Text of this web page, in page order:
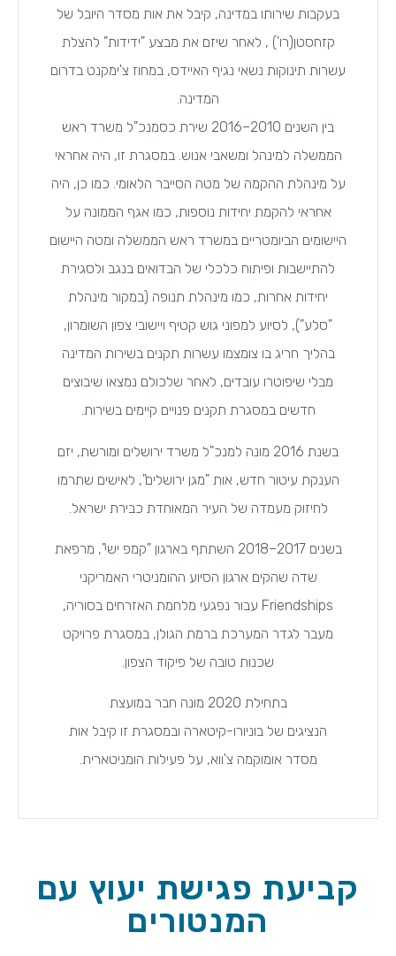
בעקבות שירותו במדינה, קיבל את אות מסדר היובל של
קזחסטן(רו') , לאחר שיזם את מבצע "ידידות" להצלת
עשרות תינוקות נשאי נגיף האיידס, במחוז צ'ימקנט בדרום
המדינה.
בין השנים 2010–2016 שירת כסמנכ"ל משרד ראש
הממשלה למינהל ומשאבי אנוש. במסגרת זו, היה אחראי
על מינהלת ההקמה של מטה הסייבר הלאומי. כמו כן, היה
אחראי להקמת יחידות נוספות, כמו אגף הממונה על
היישומים הביומטריים במשרד ראש הממשלה ומטה היישום
להתיישבות ופיתוח כלכלי של הבדואים בנגב ולסגירת
יחידות אחרות, כמו מינהלת תנופה (במקור מינהלת
"סלע"), לסיוע למפוני גוש קטיף ויישובי צפון השומרון,
בהליך חריג בו צומצמו עשרות תקנים בשירות המדינה
מבלי שיפוטרו עובדים, לאחר שלכולם נמצאו שיבוצים
חדשים במסגרת תקנים פנויים קיימים בשירות.
בשנת 2016 מונה למנכ"ל משרד ירושלים ומורשת, יזם
הענקת עיטור חדש, אות "מגן ירושלים", לאישים שתרמו
לחיזוק מעמדה של העיר המאוחדת כבירת ישראל.
בשנים 2017–2018 השתתף בארגון "קמפ ישי", מרפאת
שדה שהקים ארגון הסיוע ההומניטרי האמריקני
Friendships עבור נפגעי מלחמת האזרחים בסוריה,
מעבר לגדר המערכת ברמת הגולן, במסגרת פרויקט
שכנות טובה של פיקוד הצפון.
בתחילת 2020 מונה חבר במועצת
הנציגים של בוניורו-קיטארה ובמסגרת זו קיבל אות
מסדר אומוקמה צ'ווא, על פעילות הומניטארית.
קביעת פגישת יעוץ עם
המנטורים